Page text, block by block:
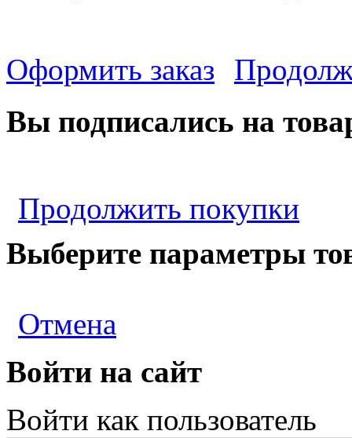
Оформить заказ
Вы подписались на
Продолжить покупки
Выберите параметры
Отмена
Войти на сайт
Войти как пользователь